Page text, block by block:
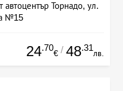
Торнадо, ул.
№15
24.70
€ / 48.31
лв.